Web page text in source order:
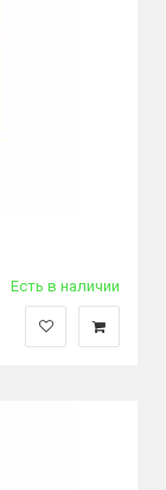
Есть в наличии